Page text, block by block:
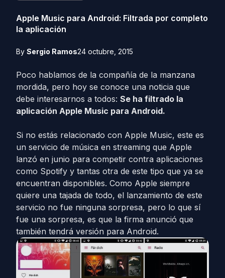
Apple Music para Android: Filtrada por completo
la aplicación
By Sergio Ramos24 octubre, 2015
Poco hablamos de la compañía de la manzana
mordida, pero hoy se conoce una noticia que
debe interesarnos a todos: Se ha filtrado la
aplicación Apple Music para Android.
Si no estás relacionado con Apple Music, este es
un servicio de música en streaming que Apple
lanzó en junio para competir contra aplicaciones
como Spotify y tantas otra de este tipo que ya se
encuentran disponibles. Como Apple siempre
quiere una tajada de todo, el lanzamiento de este
servicio no fue ninguna sorpresa, pero lo que sí
fue una sorpresa, es que la firma anunció que
también tendrá versión para Android.